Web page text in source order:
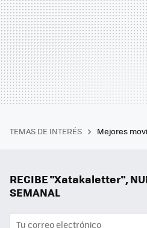
TEMAS DE INTERÉS Mejores
RECIBE "Xatakaletter",
SEMANAL